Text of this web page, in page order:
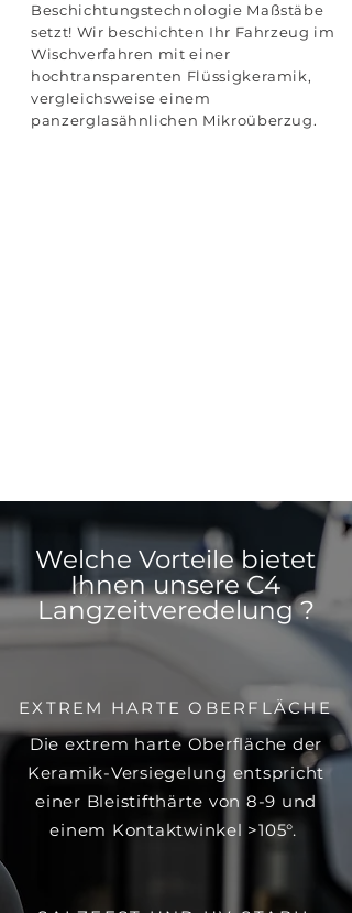
Beschichtungstechnologie Maßstäbe
setzt! Wir beschichten Ihr Fahrzeug im
Wischverfahren mit einer
hochtransparenten Flüssigkeramik,
vergleichsweise einem
panzerglasähnlichen Mikroüberzug.
Welche Vorteile bietet
Ihnen unsere C4
Langzeitveredelung ?
EXTREM HARTE OBERFLÄCHE
Die extrem harte Oberfläche der
Keramik-Versiegelung entspricht
einer Bleistifthärte von 8-9 und
einem Kontaktwinkel >105°.